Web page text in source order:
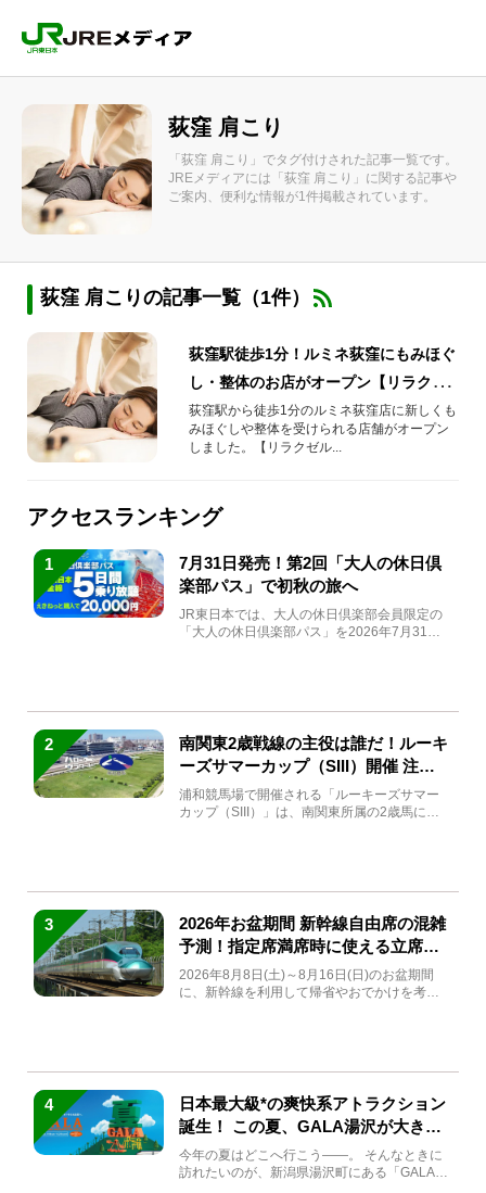
荻窪 肩こり
「荻窪 肩こり」でタグ付けされた記事一覧です。
JREメディアには「荻窪 肩こり」に関する記事や
ご案内、便利な情報が1件掲載されています。
荻窪 肩こりの記事一覧（1件）
荻窪駅徒歩1分！ルミネ荻窪にもみほぐ
し・整体のお店がオープン【リラクゼ
ルミネ荻窪店】
荻窪駅から徒歩1分のルミネ荻窪店に新しくも
みほぐしや整体を受けられる店舗がオープン
しました。【リラクゼル...
アクセスランキング
1
7月31日発売！第2回「大人の休日倶
楽部パス」で初秋の旅へ
JR東日本では、大人の休日倶楽部会員限定の
「大人の休日倶楽部パス」を2026年7月31日
2
南関東2歳戦線の主役は誰だ！ルーキ
ーズサマーカップ（SIII）開催 注目
馬と見どころをチェック
浦和競馬場で開催される「ルーキーズサマー
カップ（SIII）」は、南関東所属の2歳馬によ
3
2026年お盆期間 新幹線自由席の混雑
予測！指定席満席時に使える立席特
急券も解説
2026年8月8日(土)～8月16日(日)のお盆期間
に、新幹線を利用して帰省やおでかけを考え
4
日本最大級*の爽快系アトラクション
誕生！ この夏、GALA湯沢が大きく
生まれ変わる
今年の夏はどこへ行こう――。 そんなときに
訪れたいのが、新潟県湯沢町にある「GALA湯